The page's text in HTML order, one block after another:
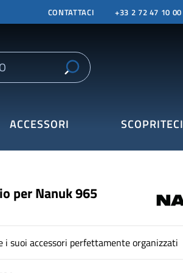
CONTATTACI +33 2 72 47 10 00
ACCESSORI SCOPRITECI
per Nanuk 965
suoi accessori perfettamente organizzati